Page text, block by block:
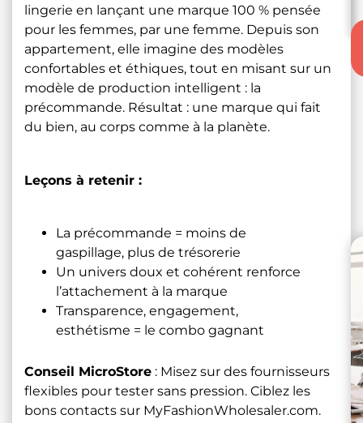
lingerie en lançant une marque 100 % pensée
pour les femmes, par une femme. Depuis son
appartement, elle imagine des modèles
confortables et éthiques, tout en misant sur un
modèle de production intelligent : la
précommande. Résultat : une marque qui fait
du bien, au corps comme à la planète.
Leçons à retenir :
La précommande = moins de
gaspillage, plus de trésorerie
Un univers doux et cohérent renforce
l’attachement à la marque
Transparence, engagement,
esthétisme = le combo gagnant
Conseil MicroStore : Misez sur des fournisseurs
flexibles pour tester sans pression. Ciblez les
bons contacts sur MyFashionWholesaler.com.